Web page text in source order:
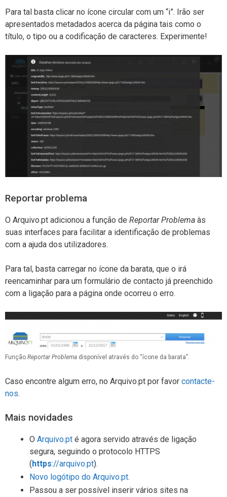
Para tal basta clicar no ícone circular com um “i”. Irão ser
apresentados metadados acerca da página tais como o
título, o tipo ou a codificação de caracteres. Experimente!
Reportar problema
O Arquivo.pt adicionou a função de Reportar Problema às
suas interfaces para facilitar a identificação de problemas
com a ajuda dos utilizadores.
Para tal, basta carregar no ícone da barata, que o irá
reencaminhar para um formulário de contacto já preenchido
com a ligação para a página onde ocorreu o erro.
Função Reportar Problema disponível através do “ícone da barata”.
Caso encontre algum erro, no Arquivo.pt por favor contacte-
nos.
Mais novidades
O Arquivo.pt é agora servido através de ligação
segura, seguindo o protocolo HTTPS
(https://arquivo.pt).
Novo logótipo do Arquivo.pt.
Passou a ser possível inserir vários sites na